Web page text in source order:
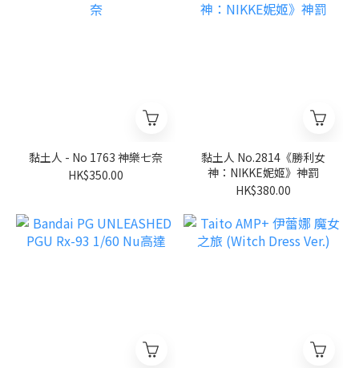
黏土人 - No 1763 神樂七奈
HK$350.00
黏土人 No.2814《勝利女
神：NIKKE妮姬》神罰
HK$380.00